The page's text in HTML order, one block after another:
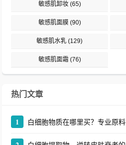
敏感肌卸妆(65)
敏感肌面膜(90)
敏感肌水乳 (129)
敏感肌面霜(76)
热门文章
1 白细胞物质在哪里买？专业原